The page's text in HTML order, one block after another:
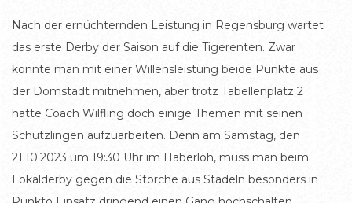
Nach der ernüchternden Leistung in Regensburg wartet
das erste Derby der Saison auf die Tigerenten. Zwar
konnte man mit einer Willensleistung beide Punkte aus
der Domstadt mitnehmen, aber trotz Tabellenplatz 2
hatte Coach Wilfling doch einige Themen mit seinen
Schützlingen aufzuarbeiten. Denn am Samstag, den
21.10.2023 um 19:30 Uhr im Haberloh, muss man beim
Lokalderby gegen die Störche aus Stadeln besonders in